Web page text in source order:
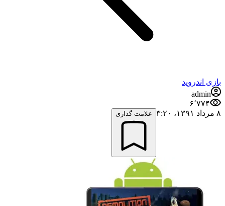
بازی اندروید
admin
۶٬۷۷۴
۸ مرداد ۱۳۹۱،‏ ۳:۲۰
علامت گذاری